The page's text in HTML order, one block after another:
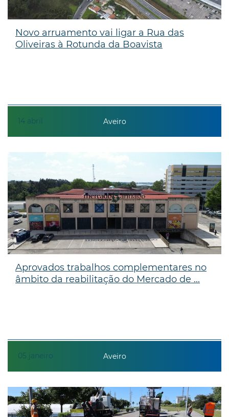
14 abril
Novo arruamento vai ligar a Rua das
Oliveiras à Rotunda da Boavista
Aveiro
05 janeiro
Aprovados trabalhos complementares no
âmbito da reabilitação do Mercado de ...
Aveiro